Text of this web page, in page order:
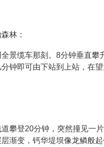
林：
景缆车那刻。8分钟垂直攀
钟即可由下站到上站，在
攀登20分钟，突然撞见一
渐变，钙华堤坝像龙鳞般